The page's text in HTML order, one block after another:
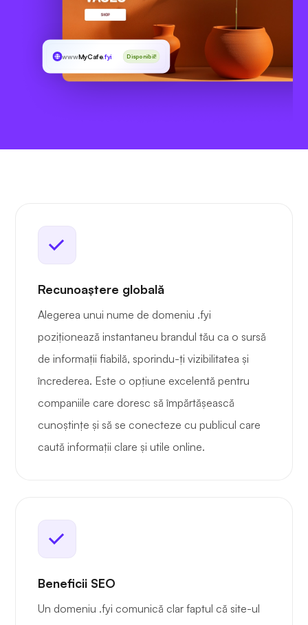
wwwMyCafe.fyi Disponibil!
Recunoaștere globală
Alegerea unui nume de domeniu .fyi
poziționează instantaneu brandul tău ca o sursă
de informații fiabilă, sporindu-ți vizibilitatea și
încrederea. Este o opțiune excelentă pentru
companiile care doresc să împărtășească
cunoștințe și să se conecteze cu publicul care
caută informații clare și utile online.
Beneficii SEO
Un domeniu .fyi comunică clar faptul că site-ul